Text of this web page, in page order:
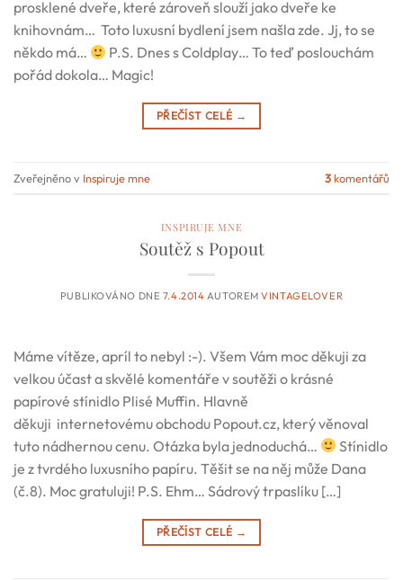
prosklené dveře, které zároveň slouží jako dveře ke
knihovnám… Toto luxusní bydlení jsem našla zde. Jj, to se
někdo má…
P.S. Dnes s Coldplay… To teď poslouchám
pořád dokola… Magic!
PŘEČÍST CELÉ →
Zveřejněno v Inspiruje mne 3komentářů
INSPIRUJE MNE
Soutěž s Popout
PUBLIKOVÁNO DNE 7.4.2014 AUTOREMVINTAGELOVER
Máme vítěze, apríl to nebyl :-). Všem Vám moc děkuji za
velkou účast a skvělé komentáře v soutěži o krásné
papírové stínidlo Plisé Muffin. Hlavně
děkuji internetovému obchodu Popout.cz, který věnoval
tuto nádhernou cenu. Otázka byla jednoduchá…
Stínidlo
je z tvrdého luxusního papíru. Těšit se na něj může Dana
(č.8). Moc gratuluji! P.S. Ehm… Sádrový trpaslíku […]
PŘEČÍST CELÉ →